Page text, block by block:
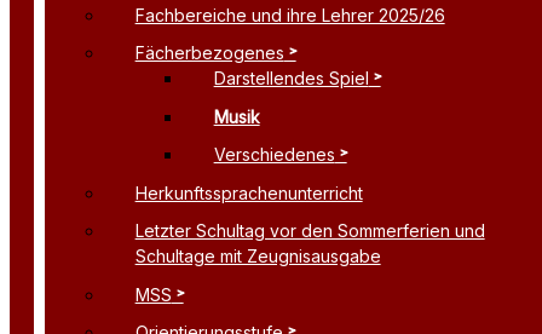
Fachbereiche und ihre Lehrer 2025/26
Fächerbezogenes
Darstellendes Spiel
Musik
Verschiedenes
Herkunftssprachenunterricht
Letzter Schultag vor den Sommerferien und
Schultage mit Zeugnisausgabe
MSS